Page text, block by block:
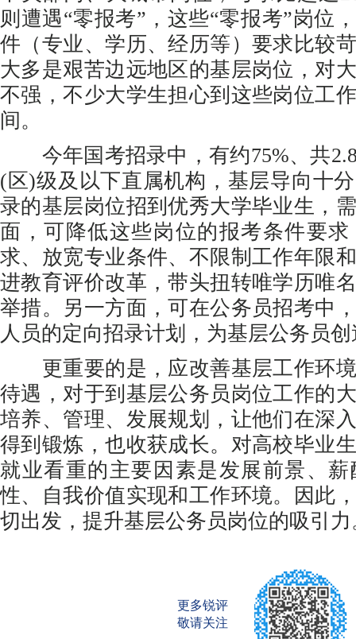
则遭遇“零报考”，这些“零报考”岗位
件（专业、学历、经历等）要求比较
大多是艰苦边远地区的基层岗位，对
不强，不少大学生担心到这些岗位工
间。
今年国考招录中，有约75%、共
(区)级及以下直属机构，基层导向十
录的基层岗位招到优秀大学毕业生，
面，可降低这些岗位的报考条件要
求、放宽专业条件、不限制工作年限
进教育评价改革，带头扭转唯学历唯
举措。另一方面，可在公务员招考中
人员的定向招录计划，为基层公务员
更重要的是，应改善基层工作环境
待遇，对于到基层公务员岗位工作的
培养、管理、发展规划，让他们在深
得到锻炼，也收获成长。对高校毕业
就业看重的主要因素是发展前景、
性、自我价值实现和工作环境。因此
切出发，提升基层公务员岗位的吸引
更多锐评
敬请关注